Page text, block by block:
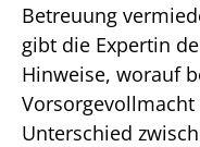
Betreuung
gibt die Expertin
Hinweise, worauf
Unterschied